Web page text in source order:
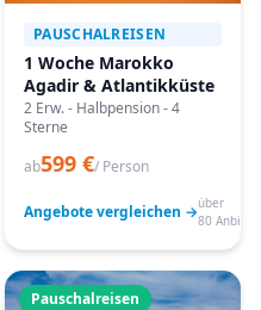
PAUSCHALREISEN
1 Woche Marokko
Agadir & Atlantikküste
2 Erw. - Halbpension - 4
Sterne
ab599 €/ Person
Angebote vergleichen →über
80
Pauschalreisen